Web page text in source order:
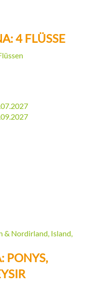
4 FLÜSSE
& Nordirland, Island,
PONYS,